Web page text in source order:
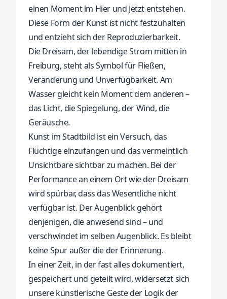
einen Moment im Hier und Jetzt entstehen.
Diese Form der Kunst ist nicht festzuhalten
und entzieht sich der Reproduzierbarkeit.
Die Dreisam, der lebendige Strom mitten in
Freiburg, steht als Symbol für Fließen,
Veränderung und Unverfügbarkeit. Am
Wasser gleicht kein Moment dem anderen –
das Licht, die Spiegelung, der Wind, die
Geräusche.
Kunst im Stadtbild ist ein Versuch, das
Flüchtige einzufangen und das vermeintlich
Unsichtbare sichtbar zu machen. Bei der
Performance an einem Ort wie der Dreisam
wird spürbar, dass das Wesentliche nicht
verfügbar ist. Der Augenblick gehört
denjenigen, die anwesend sind – und
verschwindet im selben Augenblick. Es bleibt
keine Spur außer die der Erinnerung.
In einer Zeit, in der fast alles dokumentiert,
gespeichert und geteilt wird, widersetzt sich
unsere künstlerische Geste der Logik der